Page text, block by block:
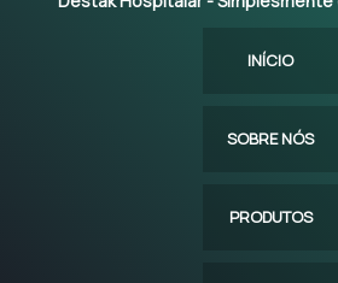
INÍCIO
SOBRE NÓS
PRODUTOS